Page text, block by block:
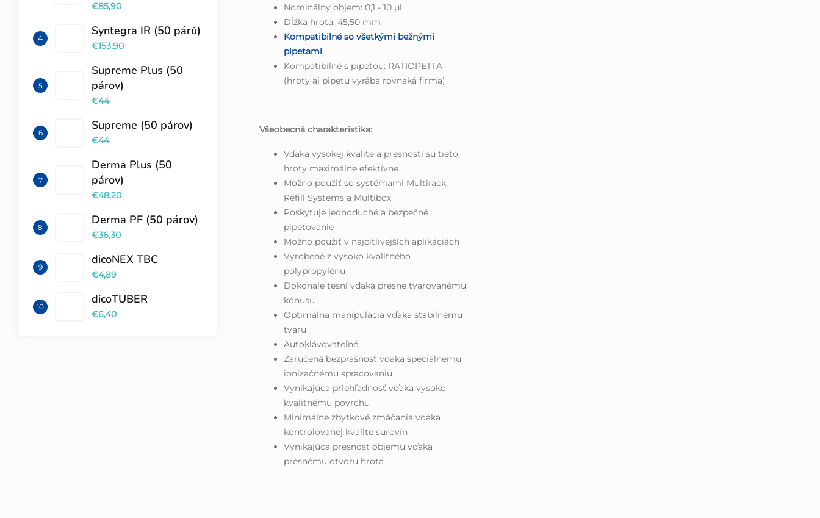
€85,90
Syntegra IR (50 párů)
€153,90
Supreme Plus (50
párov)
€44
Supreme (50 párov)
€44
Derma Plus (50
párov)
€48,20
Derma PF (50 párov)
€36,30
dicoNEX TBC
€4,89
dicoTUBER
€6,40
Nominálny objem: 0,1 - 10 µl
Dĺžka hrota: 45,50 mm
Kompatibilné so všetkými bežnými
pipetami
Kompatibilné s pipetou: RATIOPETTA
(hroty aj pipetu vyrába rovnaká firma)
Všeobecná charakteristika:
Vďaka vysokej kvalite a presnosti sú tieto
hroty maximálne efektívne
Možno použiť so systémami Multirack,
Refill Systems a Multibox
Poskytuje jednoduché a bezpečné
pipetovanie
Možno použiť v najcitlivejších aplikáciách
Vyrobené z vysoko kvalitného
polypropylénu
Dokonale tesní vďaka presne tvarovanému
kónusu
Optimálna manipulácia vďaka stabilnému
tvaru
Autoklávovateľné
Zaručená bezprašnosť vďaka špeciálnemu
ionizačnému spracovaniu
Vynikajúca priehľadnosť vďaka vysoko
kvalitnému povrchu
Minimálne zbytkové zmáčania vďaka
kontrolovanej kvalite surovín
Vynikajúca presnosť objemu vďaka
presnému otvoru hrota